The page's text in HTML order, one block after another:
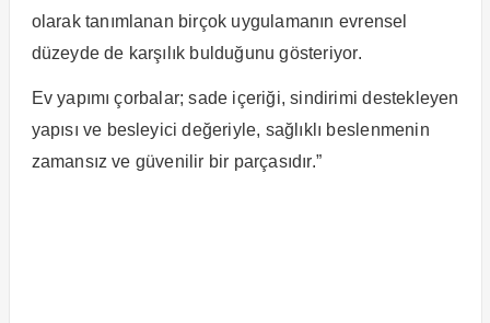
olarak tanımlanan birçok uygulamanın evrensel
düzeyde de karşılık bulduğunu gösteriyor.
Ev yapımı çorbalar; sade içeriği, sindirimi destekleyen
yapısı ve besleyici değeriyle, sağlıklı beslenmenin
zamansız ve güvenilir bir parçasıdır.”